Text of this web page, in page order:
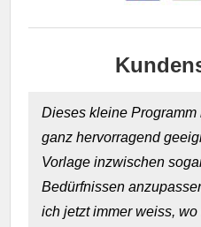
Dieses kleine
ganz hervorragend
Vorlage inzwischen
Bedürfnissen
ich jetzt immer weiss,